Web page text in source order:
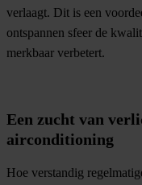
verlaagt. Dit is een
ontspannen sfeer de
merkbaar verbetert.
Een zucht van
airconditioning
Hoe verstandig